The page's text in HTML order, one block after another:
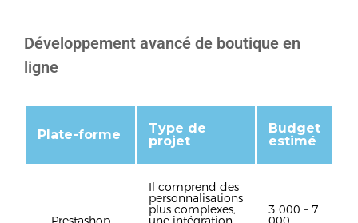
Développement avancé de boutique en
ligne
Plate-forme
Type de
projet
Budget
estimé
Il comprend des
personnalisations
plus complexes, 3 000 – 7